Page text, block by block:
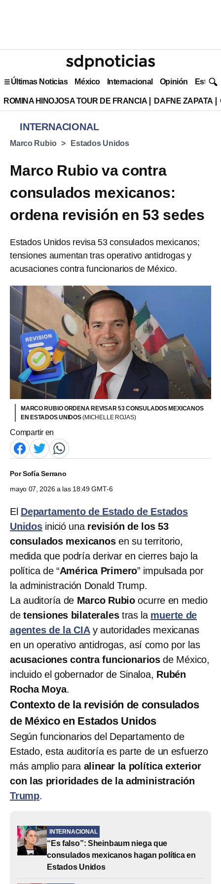
Últimas Noticias México Internacional Opinión Estilo
ROMINA HINOJOSA TOUR DE FRANCIA DAFNE ZAPATA
INTERNACIONAL
Marco Rubio Estados Unidos
Marco Rubio va contra
consulados mexicanos:
ordena revisión en 53 sedes
Estados Unidos revisa 53 consulados mexicanos;
tensiones aumentan tras operativo antidrogas y
acusaciones contra funcionarios de México.
MARCO RUBIO ORDENA REVISAR 53 CONSULADOS MEXICANOS
EN ESTADOS UNIDOS(MICHELLE ROJAS)
Compartir en
PorSofía Serrano
mayo 07, 2026 a las 18:49 GMT-6
El Departamento de Estado de Estados
Unidosinició unarevisión de los 53
consulados mexicanosen su territorio,
medida que podría derivar en cierres bajo la
política de “América Primero” impulsada por
la administración Donald Trump.
La auditoría de Marco Rubio ocurre en medio
de tensiones bilateralestras la muerte de
agentes de la CIAy autoridades mexicanas
en un operativo antidrogas, así como por las
acusaciones contra funcionarios de México,
incluido el gobernador de Sinaloa, Rubén
Rocha Moya.
Contexto de la revisión de consulados
de México en Estados Unidos
Según funcionarios del Departamento de
Estado, esta auditoría es parte de un esfuerzo
más amplio para alinear la política exterior
con las prioridades de la administración
Trump.
INTERNACIONAL
“Es falso”: Sheinbaum niega que
consulados mexicanos hagan política en
Estados Unidos